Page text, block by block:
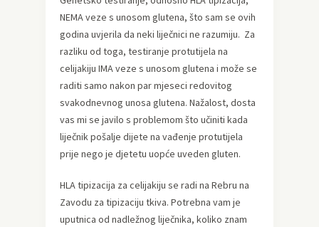
NEMA veze s unosom glutena, što sam se ovih
godina uvjerila da neki liječnici ne razumiju. Za
razliku od toga, testiranje protutijela na
celijakiju IMA veze s unosom glutena i može se
raditi samo nakon par mjeseci redovitog
svakodnevnog unosa glutena. Nažalost, dosta
vas mi se javilo s problemom što učiniti kada
liječnik pošalje dijete na vađenje protutijela
prije nego je djetetu uopće uveden gluten.
HLA tipizacija za celijakiju se radi na Rebru na
Zavodu za tipizaciju tkiva. Potrebna vam je
uputnica od nadležnog liječnika, koliko znam